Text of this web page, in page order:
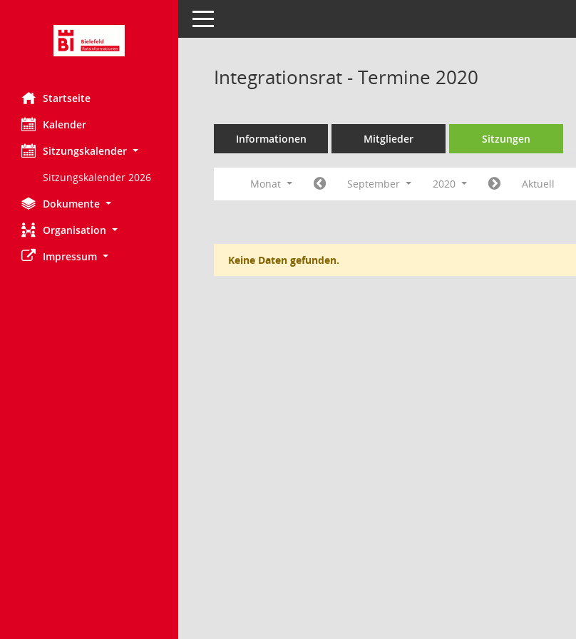
Startseite
Kalender
Sitzungskalender
Sitzungskalender 2026
Dokumente
Organisation
Impressum
Toggle navigation
Integrationsrat - Termine 2020
Informationen Mitglieder Sitzungen
Monat September 2020 Aktuell
Keine Daten gefunden.